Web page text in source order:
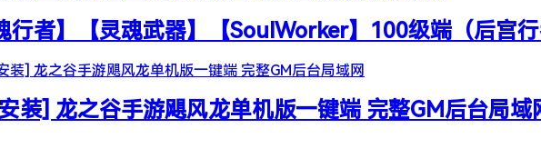
行者】【灵魂武器】【SoulWorker】100级端（后宫
装] 龙之谷手游飓风龙单机版一键端 完整GM后台局域